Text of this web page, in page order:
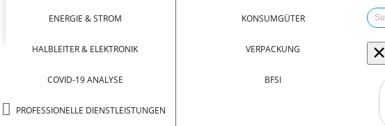
ENERGIE & STROM
HALBLEITER & ELEKTRONIK
COVID-19 ANALYSE
PROFESSIONELLE DIENSTLEISTUNGEN
KONSUMGÜTER
VERPACKUNG
BFSI
×